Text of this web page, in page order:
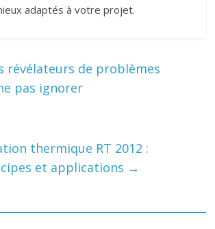
adaptés à votre projet.
révélateurs de problèmes
pas ignorer
thermique RT 2012 :
et applications →